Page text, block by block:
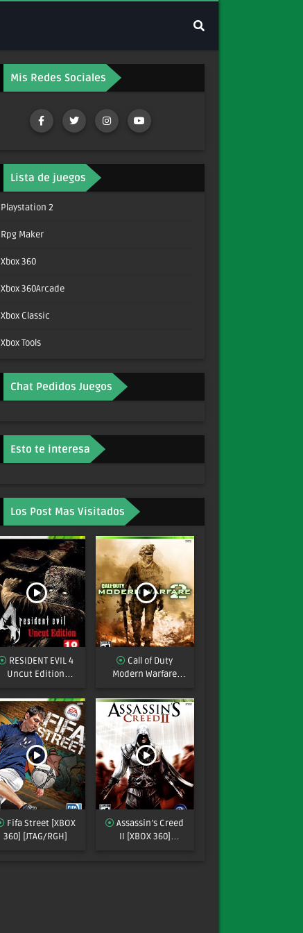
Mis Redes Sociales
Lista de juegos
Playstation 2
Rpg Maker
Xbox 360
Xbox 360Arcade
Xbox Classic
Xbox Tools
Chat Pedidos Juegos
Esto te interesa
Los Post Mas Visitados
RESIDENT EVIL 4
Uncut Edition
[MULTI]
Call of Duty
Modern Warfare
[JTAG/RGH]
Fifa Street [XBOX
360] [JTAG/RGH]
Assassin’s Creed
II [XBOX 360]